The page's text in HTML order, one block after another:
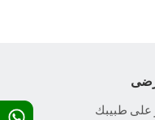
على طبيبك